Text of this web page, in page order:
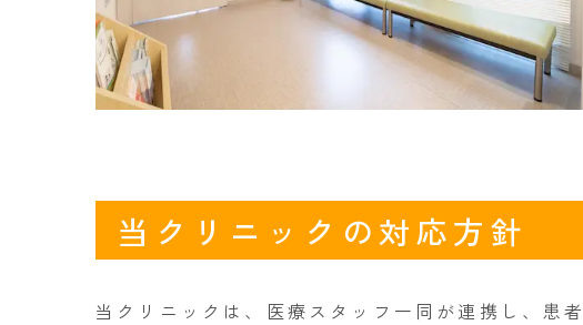
当クリニックの対応方針
当クリニックは、医療スタッフ一同が連携し、患